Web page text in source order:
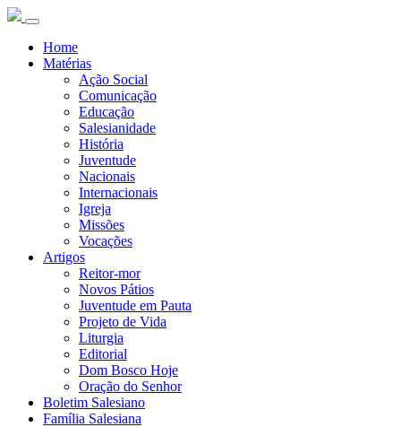
Home
Matérias
Ação Social
Comunicação
Educação
Salesianidade
História
Juventude
Nacionais
Internacionais
Igreja
Missões
Vocações
Artigos
Reitor-mor
Novos Pátios
Juventude em Pauta
Projeto de Vida
Liturgia
Editorial
Dom Bosco Hoje
Oração do Senhor
Boletim Salesiano
Família Salesiana